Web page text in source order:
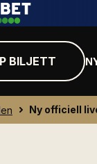
BILJETT
Ny officiell